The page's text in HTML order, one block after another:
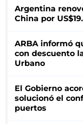
Argentina
China por
ARBA informó
con descuento
Urbano
El Gobierno
solucionó el
puertos